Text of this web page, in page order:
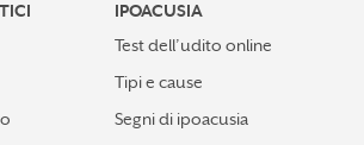
IPOACUSIA
Test dell’udito online
Tipi e cause
Segni di ipoacusia